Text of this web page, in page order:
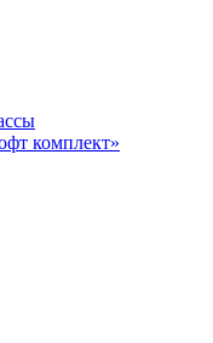
комплект»